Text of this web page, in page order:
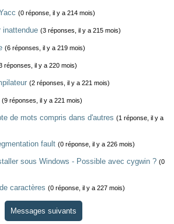
(0 réponse, il y a 214 mois)
inattendue (3 réponses, il y a 215 mois)
(6 réponses, il y a 219 mois)
réponses, il y a 220 mois)
(2 réponses, il y a 221 mois)
(9 réponses, il y a 221 mois)
de mots compris dans d'autres (1 réponse, il y a
fault (0 réponse, il y a 226 mois)
sous Windows - Possible avec cygwin ? (0
caractères (0 réponse, il y a 227 mois)
Messages suivants